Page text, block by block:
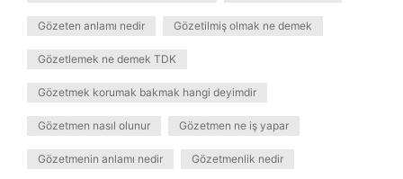
Gözeten anlamı nedir Gözetilmiş olmak ne demek
Gözetlemek ne demek TDK
Gözetmek korumak bakmak hangi deyimdir
Gözetmen nasıl olunur Gözetmen ne iş yapar
Gözetmenin anlamı nedir Gözetmenlik nedir